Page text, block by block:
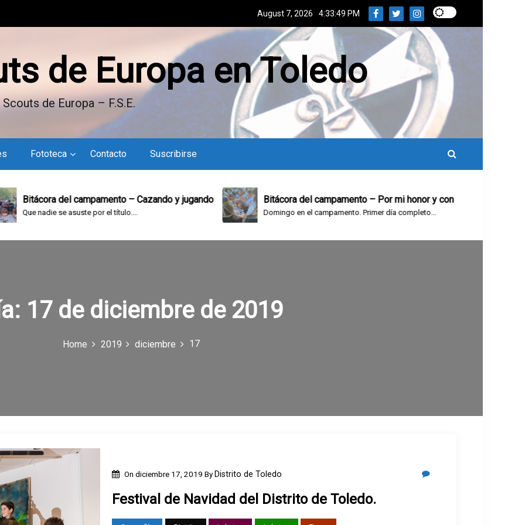
August 7, 2026 4:33:50 PM
de Europa en Toledo
de Europa – F.S.E.
Fototeca Contacto Suscribirse
Bitácora del campamento – Cazando y jugando
Que nadie se asuste por el título....
Bitácora del campamento – Por mi honor y con la gracia de Dios,
Domingo en el campamento. Primer día completo...
17 de diciembre de 2019
Home 2019 diciembre 17
On diciembre 17, 2019 By Distrito de Toledo
Festival de Navidad del Distrito de Toledo.